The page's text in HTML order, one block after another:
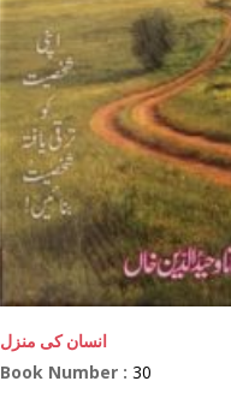
انسان کی منزل
Book Number :30